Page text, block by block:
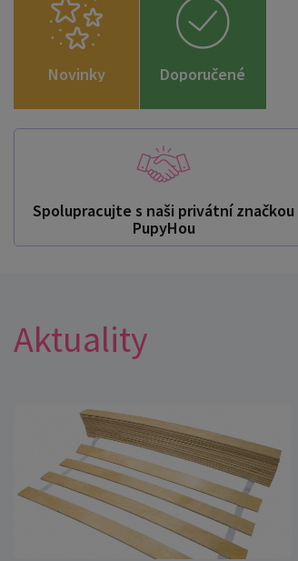
Novinky
Doporučené
zboží
Spolupracujte s naši privátní značkou
PupyHou
Aktuality